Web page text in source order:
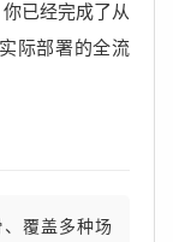
已经完成了从
际部署的全流
覆盖多种场